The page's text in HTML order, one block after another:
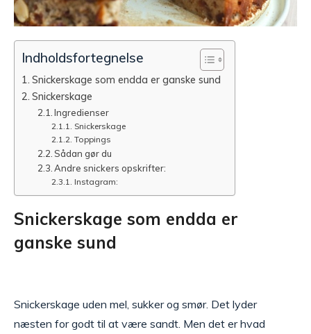
Indholdsfortegnelse
Snickerskage som endda er ganske sund
Snickerskage
Ingredienser
Snickerskage
Toppings
Sådan gør du
Andre snickers opskrifter:
Instagram:
Snickerskage som endda er
ganske sund
Snickerskage uden mel, sukker og smør. Det lyder
næsten for godt til at være sandt. Men det er hvad